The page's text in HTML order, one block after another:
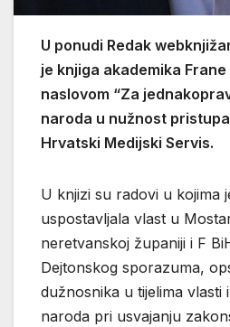
U ponudi Redak
je knjiga akademika
naslovom “Za
naroda u nužnost
Hrvatski Medijski Servis.
U knjizi su radovi u kojima
uspostavljala vlast u
neretvanskoj županiji i F
Dejtonskog sporazuma,
dužnosnika u tijelima vlasti
naroda pri usvajanju